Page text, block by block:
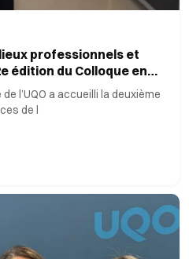
professionnels et
édition du Colloque en
l’UQO a accueilli la deuxième
de l